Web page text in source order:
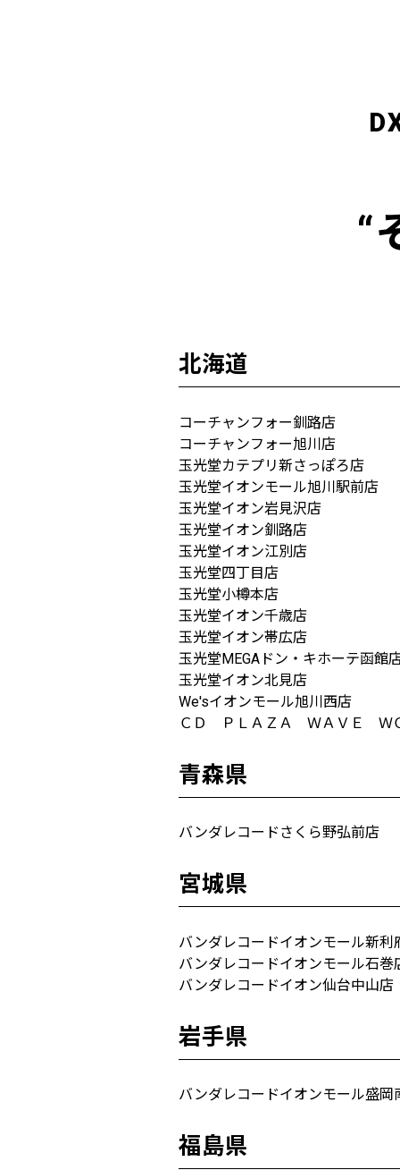
“
北海道
コーチャンフォー釧路店
コーチャンフォー旭川店
玉光堂カテプリ新さっぽろ店
玉光堂イオンモール旭川駅前店
玉光堂イオン岩見沢店
玉光堂イオン釧路店
玉光堂イオン江別店
玉光堂四丁目店
玉光堂小樽本店
玉光堂イオン千歳店
玉光堂イオン帯広店
玉光堂MEGAドン・キホーテ函館
玉光堂イオン北見店
We'sイオンモール旭川西店
ＣＤ ＰＬＡＺＡ ＷＡＶＥ Ｗ
青森県
バンダレコードさくら野弘前店
宮城県
バンダレコードイオンモール新
バンダレコードイオンモール石巻
バンダレコードイオン仙台中山店
岩手県
バンダレコードイオンモール盛岡
福島県